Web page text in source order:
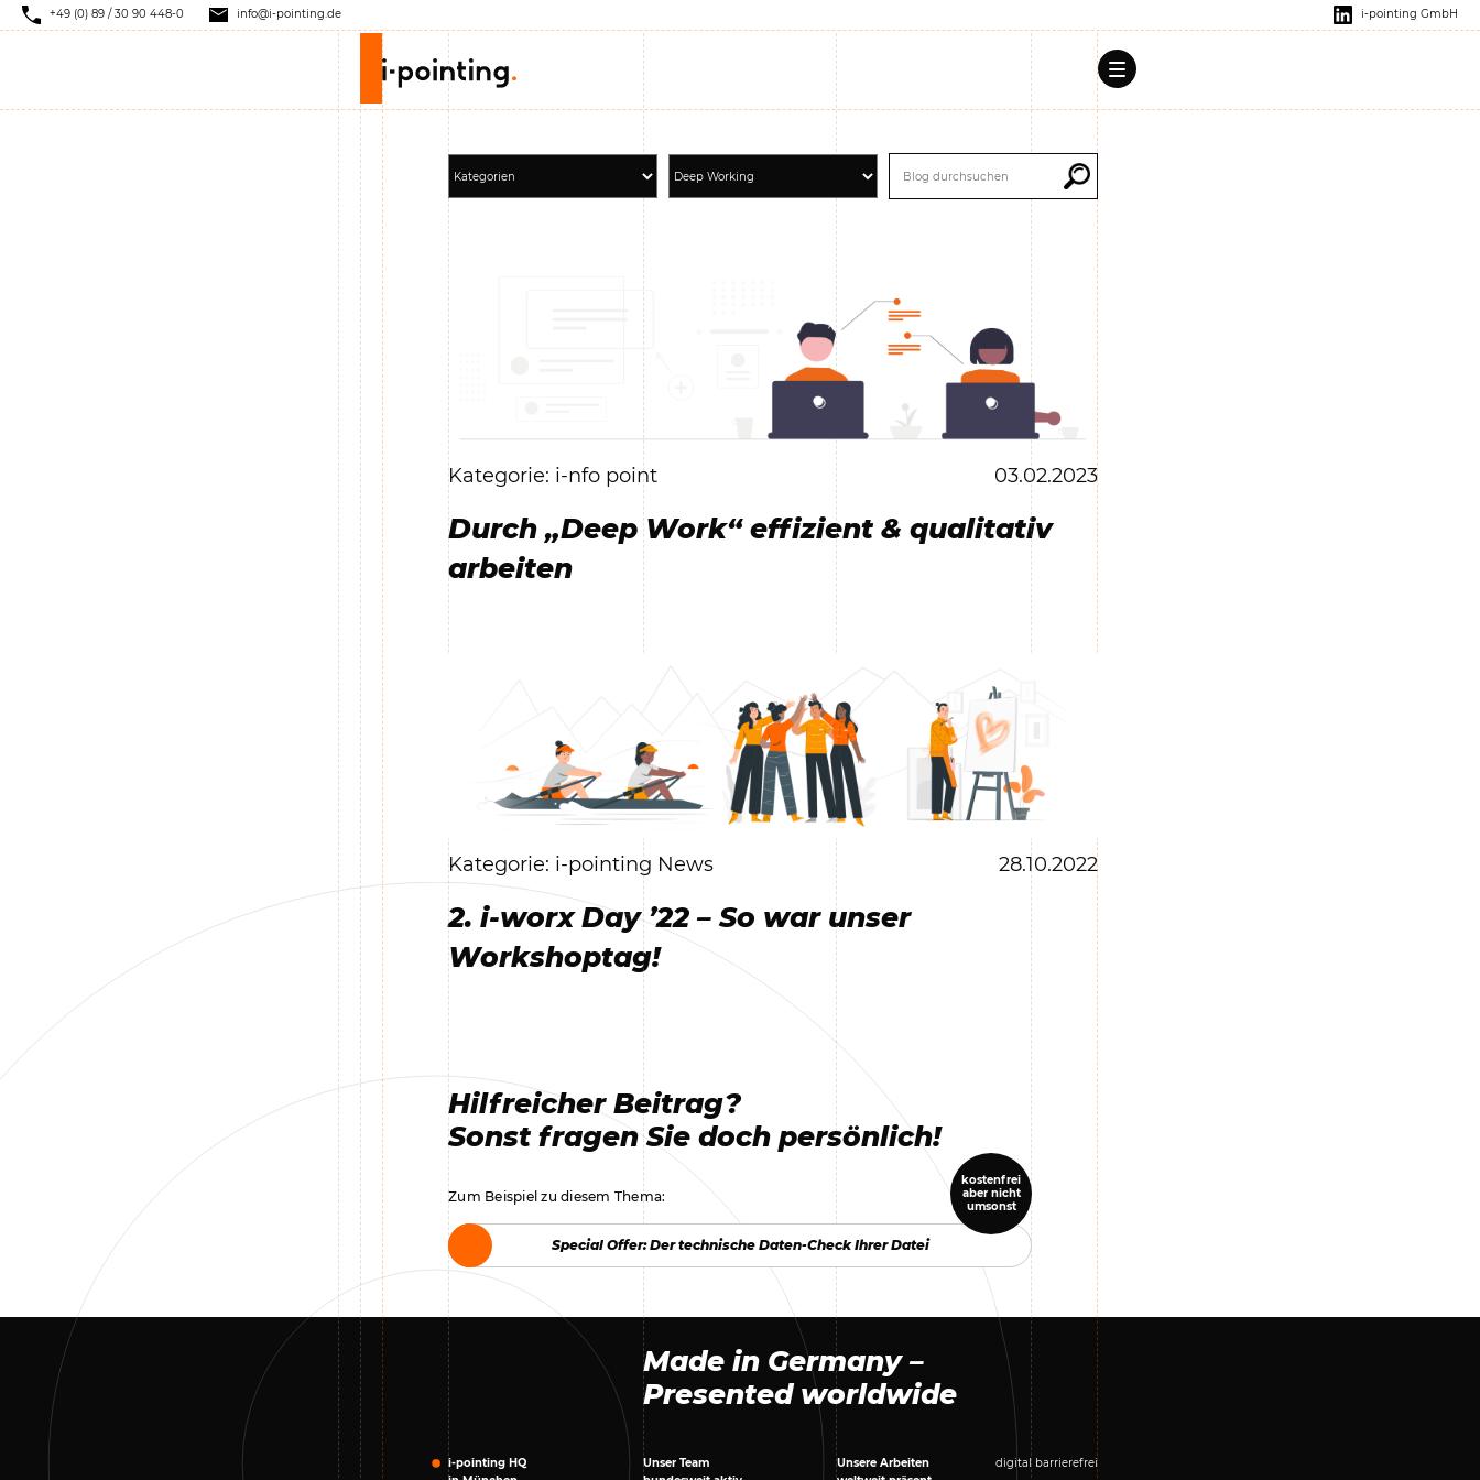
+49 (0) 89 / 30 90 448-0 info@i-pointing.de i-pointing GmbH
Kategorie: i-nfo point 03.02.2023
Durch „Deep Work“ effizient & qualitativ
arbeiten
Kategorie: i-pointing News 28.10.2022
2. i-worx Day ’22 – So war unser
Workshoptag!
Hilfreicher Beitrag?
Sonst fragen Sie doch persönlich!
Zum Beispiel zu diesem Thema:
kostenfrei
aber nicht
umsonst
Special Offer: Der technische Daten-Check Ihrer Datei
Special Offer: Der technische Daten-Check Ihrer Datei
Made in Germany –
Presented worldwide
i-pointing HQ
Unser Team
Unsere Arbeiten
digital barrierefrei